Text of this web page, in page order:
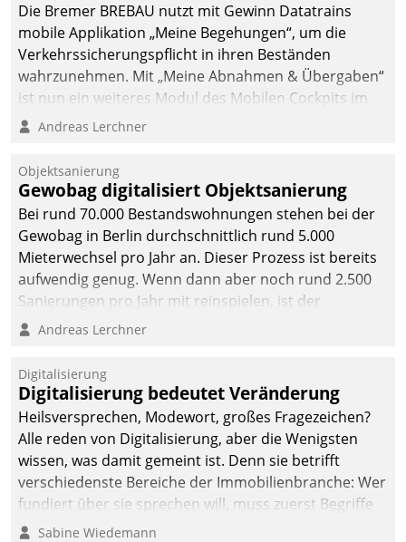
Die Bremer BREBAU nutzt mit Gewinn Datatrains
mobile Applikation „Meine Begehungen“, um die
Verkehrssicherungspflicht in ihren Beständen
wahrzunehmen. Mit „Meine Abnahmen & Übergaben“
ist nun ein weiteres Modul des Mobilen Cockpits im
Einsatz.
Andreas Lerchner
Objektsanierung
Gewobag digitalisiert Objektsanierung
Bei rund 70.000 Bestandswohnungen stehen bei der
Gewobag in Berlin durchschnittlich rund 5.000
Mieterwechsel pro Jahr an. Dieser Prozess ist bereits
aufwendig genug. Wenn dann aber noch rund 2.500
Sanierungen pro Jahr mit reinspielen, ist der
Betreuungs- und Organisationsaufwand immens. Im
kommunale Wohnungsbauunternehmen daher
gemeinsam mit der Berliner Datatrain GmbH den
Teilprozess der Objektsanierung digitalisiert.
Andreas Lerchner
Digitalisierung
Digitalisierung bedeutet Veränderung
Heilsversprechen, Modewort, großes Fragezeichen?
Alle reden von Digitalisierung, aber die Wenigsten
wissen, was damit gemeint ist. Denn sie betrifft
verschiedenste Bereiche der Immobilienbranche: Wer
fundiert über sie sprechen will, muss zuerst Begriffe
klären. Ein Aspekt ist die betriebliche Optimierung:
Sabine Wiedemann